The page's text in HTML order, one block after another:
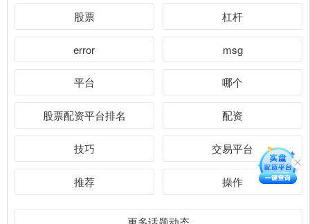
股票 杠杆
error msg
平台 哪个
股票配资平台排名 配资
技巧 交易平台
推荐 操作